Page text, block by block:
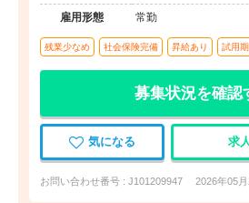
雇用形態
常勤
残業少なめ 社会保険完備 昇給あり 試用
募集状況を確認
気になる 求
お問い合わせ番号 : J101209947 2026年05